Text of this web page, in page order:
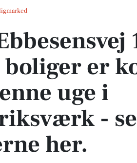
17 og 2 andre boliger er kommet til salg
boliger er
uge i
- se
her.